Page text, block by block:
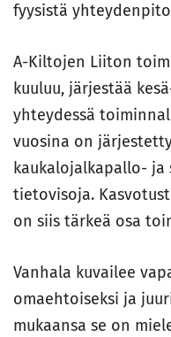
fyysistä
A-Kiltojen Liiton
kuuluu, järjestää
yhteydessä
vuosina on
kaukalojalkapallo- ja
tietovisoja.
on siis tärkeä osa
Vanhala kuvailee
omaehtoiseksi ja
mukaansa se on